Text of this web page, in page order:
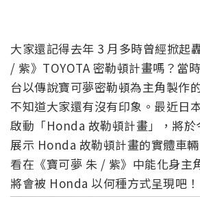
大家還記得去年 3 月多時曾經掀起
/ 紫》TOYOTA 密勒頓計畫嗎？當
台以傳說寶可夢密勒頓為主角製作
不知道大家還有沒有印象。最近日
啟動「Honda 故勒頓計畫」，將於
展示 Honda 故勒頓計畫的實體車
看在《寶可夢 朱 / 紫》中能化身主
將會被 Honda 以何種方式呈現吧！